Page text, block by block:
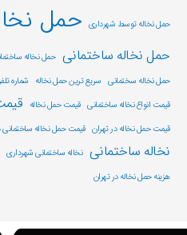
حمل نخاله توسط شهرداری حمل
حمل نخاله ساختمانی حمل نخاله
حمل نخاله سختمانی سریع ترین حمل نخاله شماره
قیمت انواع نخاله ساختمانی قیمت حمل نخاله
قیمت حمل نخاله در تهران قیمت حمل نخاله ساختمانی
نخاله ساختمانی نخاله ساختمانی شهرداری
هزینه حمل نخاله در تهران